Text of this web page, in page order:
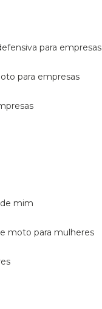
para empresas
para empresas
mim
moto para mulheres